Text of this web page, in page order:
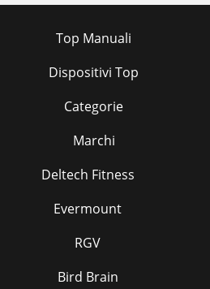
Top Manuali
Dispositivi Top
Categorie
Marchi
Deltech Fitness
Evermount
RGV
Bird Brain